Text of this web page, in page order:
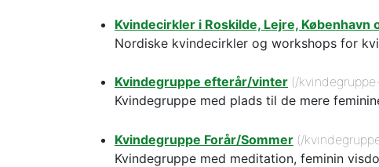
Kvindecirkler i Roskilde, Lejre, København
Nordiske kvindecirkler og workshops for
Kvindegruppe efterår/vinter (/
Kvindegruppe med plads til de mere
Kvindegruppe Forår/Sommer (/
Kvindegruppe med meditation, feminin